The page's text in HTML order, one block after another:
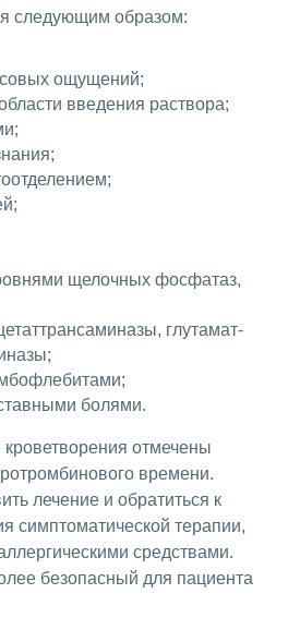
следующим образом:
ощущений;
введения раствора;
щелочных фосфатаз,
глутамат-
болями.
отмечены
времени.
лечение и обратиться к
симптоматической терапии,
средствами.
безопасный для пациента